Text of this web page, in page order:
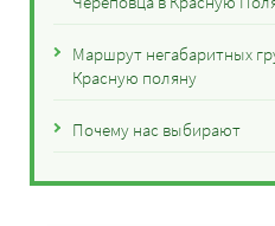
Маршрут негабаритных
Красную поляну
Почему нас выбирают